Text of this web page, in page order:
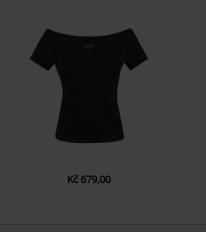
Kč 679,00